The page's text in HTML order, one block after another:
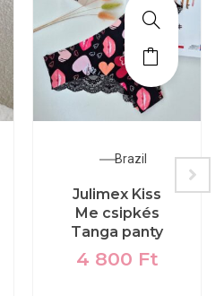
Brazil
Julimex Kiss
Me csipkés
Tanga panty
4 800 Ft